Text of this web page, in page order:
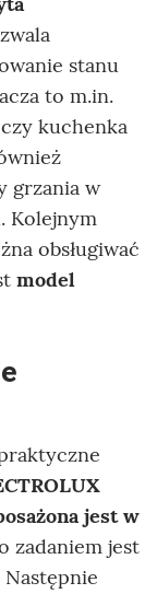
stanu
to m.in.
kuchenka
grzania w
Kolejnym
obsługiwać
model
jest w
zadaniem jest